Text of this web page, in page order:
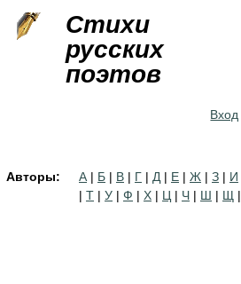
Стихи
русских
поэтов
Вход
Авторы: А | Б | В | Г | Д | Е | Ж | З | И
| Т | У | Ф | Х | Ц | Ч | Ш | Щ |